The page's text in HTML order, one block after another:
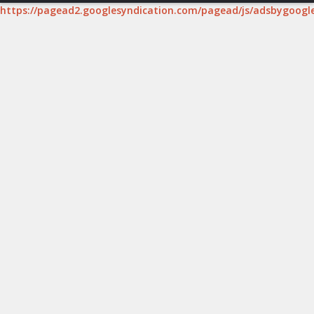
https://pagead2.googlesyndication.com/pagead/js/